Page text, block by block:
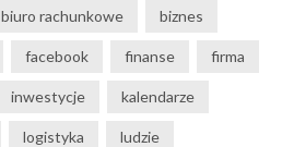
biuro rachunkowe biznes
facebook finanse firma
inwestycje kalendarze
logistyka ludzie